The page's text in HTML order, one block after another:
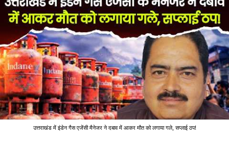
उत्तराखंड में इंडेन गैस एजेंसी मैनेजर ने दबाव में आकर मौत को लगाया गले, सप्लाई ठप!